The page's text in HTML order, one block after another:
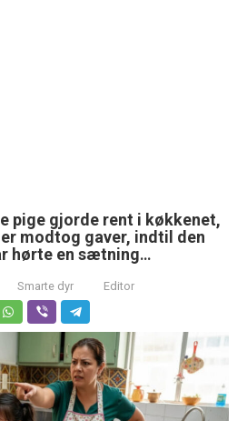
pige gjorde rent i køkkenet,
modtog gaver, indtil den
hørte en sætning․․․
Smarte dyr Editor